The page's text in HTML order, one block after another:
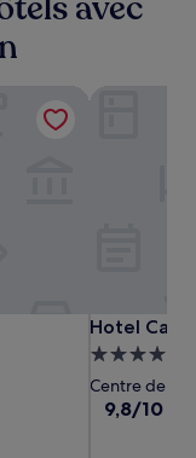
Milano
Verticale
|
UNA
Esperienze
Hotels and
Hotels and
Hotel
Calimala
Milano
Hotel
Hotel
4.0 étoiles
Centre de
9.8
9,8/10
Hotel